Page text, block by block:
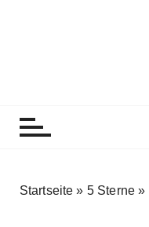
Startseite » 5 Sterne»